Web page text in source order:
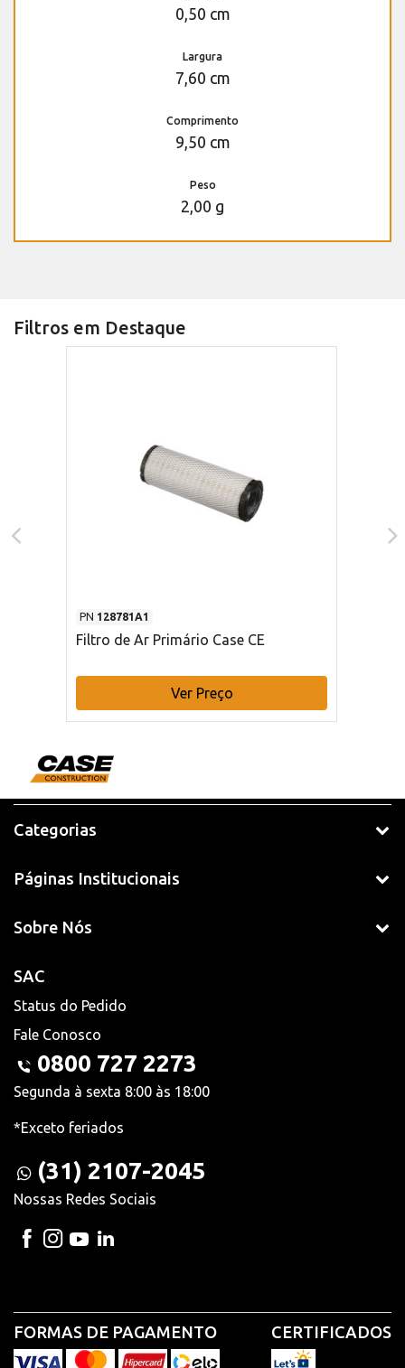
0,50 cm
Largura
7,60 cm
Comprimento
9,50 cm
Peso
2,00 g
Filtros em Destaque
PN 128781A1
Filtro de Ar Primário Case CE
Ver Preço
Categorias
Páginas Institucionais
Sobre Nós
SAC
Status do Pedido
Fale Conosco
0800 727 2273
Segunda à sexta 8:00 às 18:00
*Exceto feriados
(31) 2107-2045
Nossas Redes Sociais
FORMAS DE PAGAMENTO CERTIFICADOS